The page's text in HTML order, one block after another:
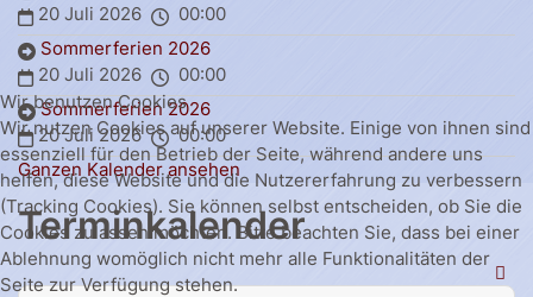
20 Juli 2026
00:00
Sommerferien 2026
20 Juli 2026
00:00
Sommerferien 2026
20 Juli 2026
00:00
Ganzen Kalender ansehen
Terminkalender
Wir benutzen Cookies
Wir nutzen Cookies auf unserer Website. Einige von ihnen sind
essenziell für den Betrieb der Seite, während andere uns
helfen, diese Website und die Nutzererfahrung zu verbessern
(Tracking Cookies). Sie können selbst entscheiden, ob Sie die
Cookies zulassen möchten. Bitte beachten Sie, dass bei einer
Ablehnung womöglich nicht mehr alle Funktionalitäten der
Seite zur Verfügung stehen.